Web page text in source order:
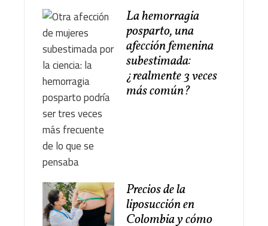
La hemorragia
posparto, una
afección femenina
subestimada:
¿realmente 3 veces
más común?
Precios de la
liposucción en
Colombia y cómo